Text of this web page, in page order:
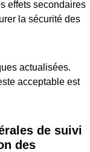
effets secondaires
la sécurité des
actualisées.
acceptable est
de suivi
des